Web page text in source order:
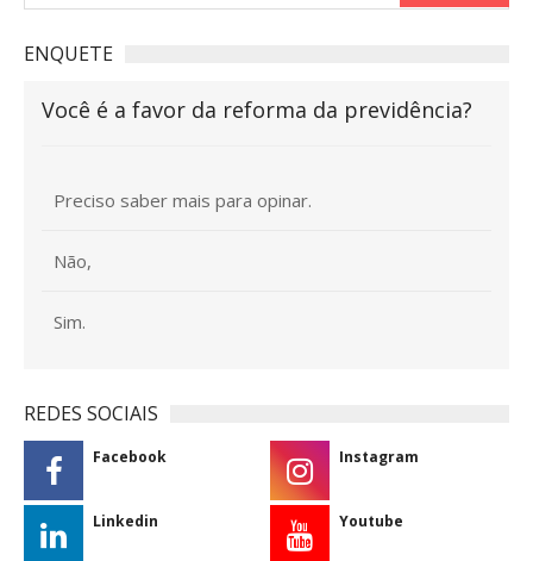
ENQUETE
Você é a favor da reforma da previdência?
Preciso saber mais para opinar.
Não,
Sim.
REDES SOCIAIS
Facebook Instagram
Linkedin Youtube